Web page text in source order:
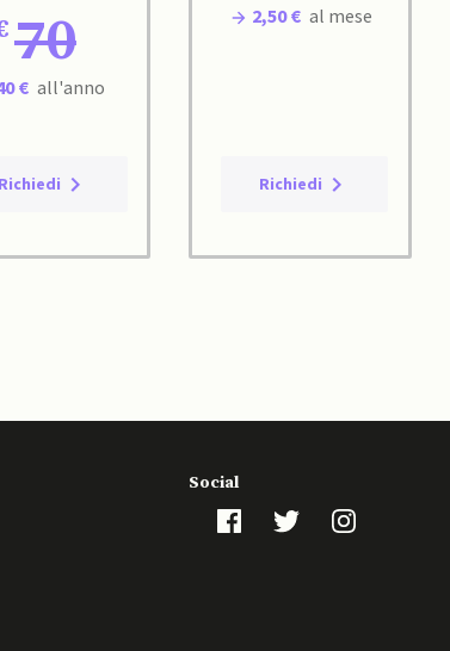
70
€ all'anno
Richiedi
2,50 € al mese
Richiedi
Social